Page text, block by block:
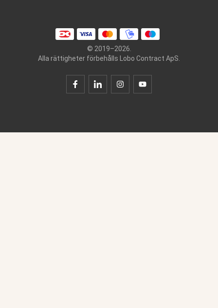
© 2019–2026.
Alla rättigheter förbehålls Lobo Contract ApS.